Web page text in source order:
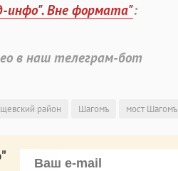
инфо". Вне формата":
в наш телеграм-бот
район Шагомъ мост Шагомъ